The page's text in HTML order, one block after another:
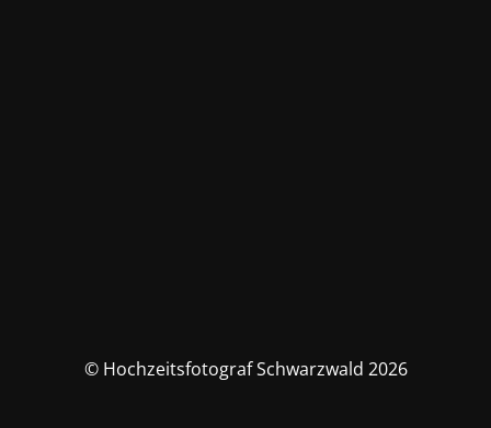
© Hochzeitsfotograf Schwarzwald 2026